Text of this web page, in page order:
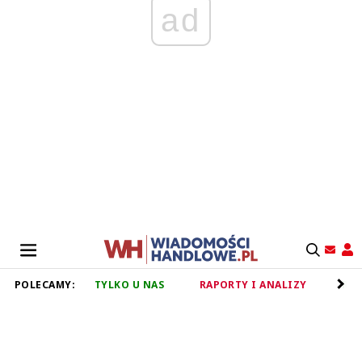
ad
POLECAMY: TYLKO U NAS RAPORTY I ANALIZY